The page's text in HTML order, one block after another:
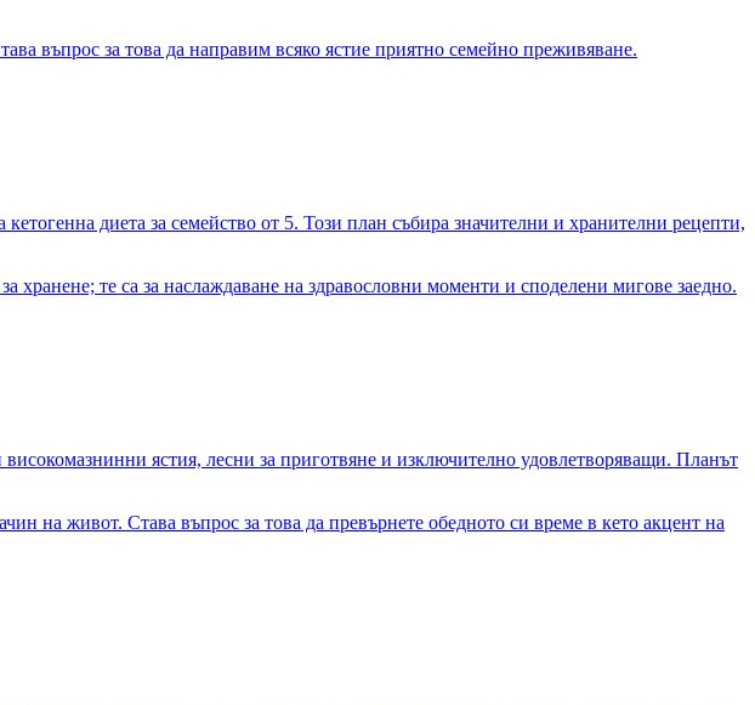
въпрос за това да направим всяко ястие приятно семейно преживяване.
диета за семейство от 5. Този план събира значителни и хранителни рецепти,
хранене; те са за наслаждаване на здравословни моменти и споделени мигове заедно.
ястия, лесни за приготвяне и изключително удовлетворяващи. Планът
на живот. Става въпрос за това да превърнете обедното си време в кето акцент на